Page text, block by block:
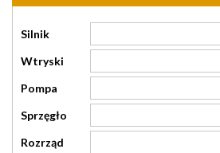
Silnik
Wtryski
Pompa
Sprzęgło
Rozrząd